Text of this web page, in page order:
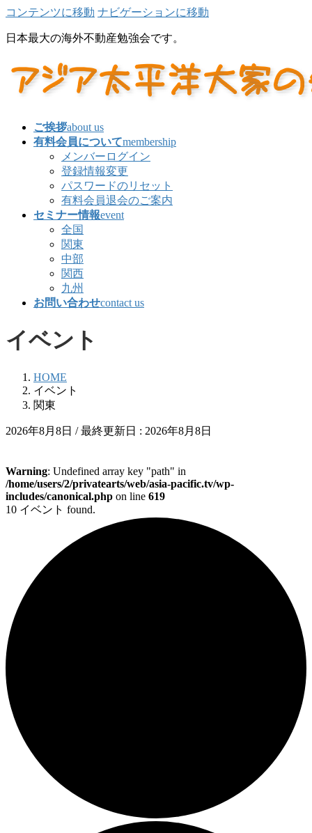
コンテンツに移動 ナビゲーションに移動
日本最大の海外不動産勉強会です。
ご挨拶about us
有料会員についてmembership
メンバーログイン
登録情報変更
パスワードのリセット
有料会員退会のご案内
セミナー情報event
全国
関東
中部
関西
九州
お問い合わせcontact us
イベント
HOME
イベント
関東
2026年8月8日 / 最終更新日 : 2026年8月8日
Warning: Undefined array key "path" in
/home/users/2/privatearts/web/asia-pacific.tv/wp-
includes/canonical.php on line 619
10 イベント found.